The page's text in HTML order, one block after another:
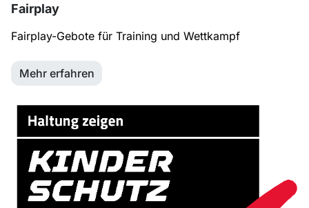
Fairplay
Fairplay-Gebote für Training und Wettkampf
Mehr erfahren